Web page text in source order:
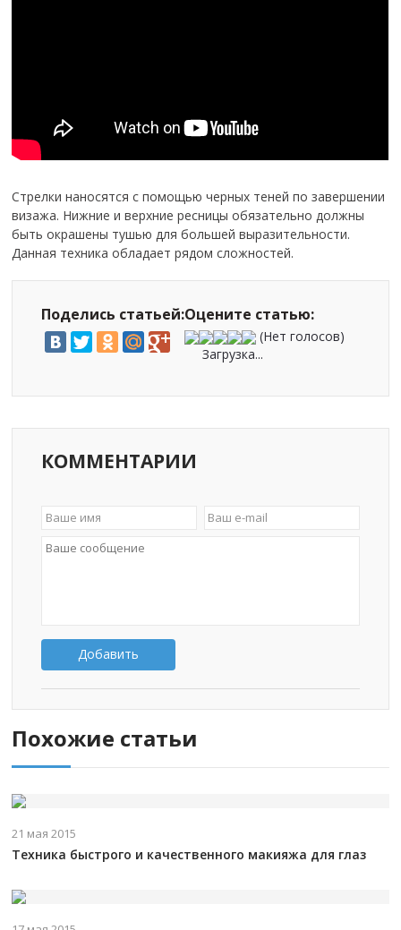
Стрелки наносятся с помощью черных теней по завершении
визажа. Нижние и верхние ресницы обязательно должны
быть окрашены тушью для большей выразительности.
Данная техника обладает рядом сложностей.
Поделись статьей:Оцените статью:
(Нет голосов)
Загрузка...
КОММЕНТАРИИ
Добавить
Похожие статьи
21 мая 2015
Техника быстрого и качественного макияжа для глаз